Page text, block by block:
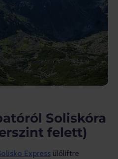
Soliskóra
felett)
Express ülőliftre